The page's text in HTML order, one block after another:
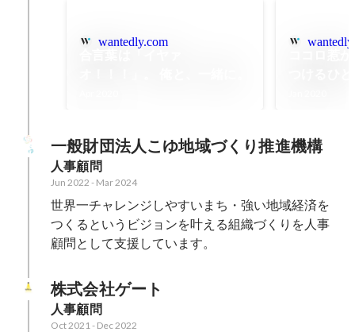
wantedly.com
一般財団法人こゆ地域づくり推進機構
人事顧問
Jun 2022 - Mar 2024
世界一チャレンジしやすいまち・強い地域経済を
つくるというビジョンを叶える組織づくりを人事
顧問として支援しています。
株式会社ゲート
人事顧問
Oct 2021 - Dec 2022